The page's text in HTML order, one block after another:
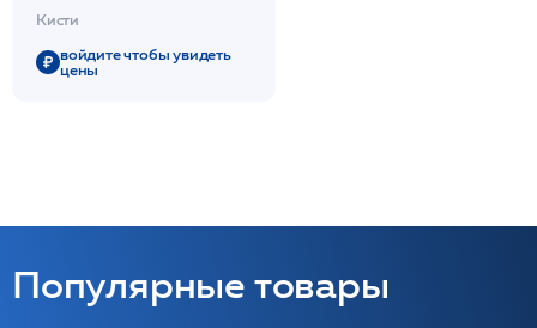
плоская, веерная
7мм/L20мм/Mesopharm
Кисти
войдите чтобы увидеть
цены
Популярные товары